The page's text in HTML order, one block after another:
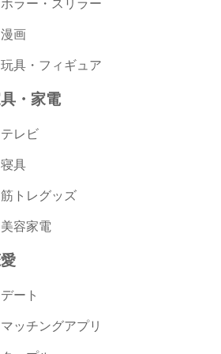
ホラー・スリラー
漫画
玩具・フィギュア
・家電
テレビ
寝具
筋トレグッズ
美容家電
デート
マッチングアプリ